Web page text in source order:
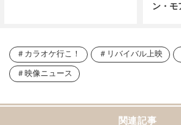
ン・モ
カラオケ行こ！ リバイバル上映
映像ニュース
関連記事